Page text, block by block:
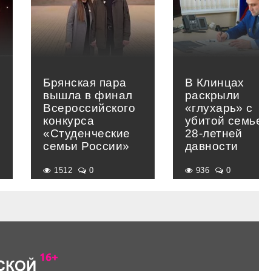
Брянская пара
вышла в финал
Всероссийского
конкурса
«Студенческие
семьи России»
1512 0
В Клинцах
раскрыли
«глухарь» с
убитой
28-летней
давности
936 0